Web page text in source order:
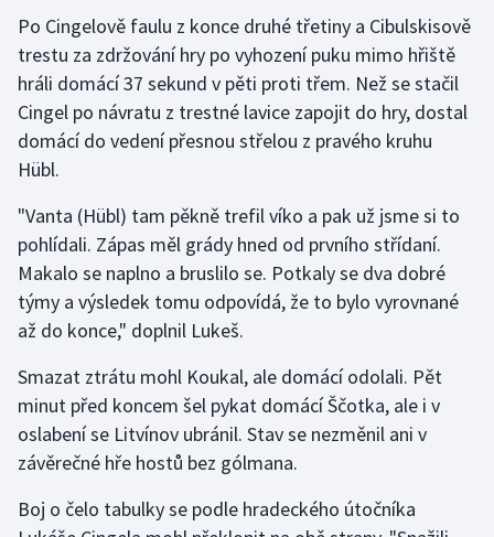
Po Cingelově faulu z konce druhé třetiny a Cibulskisově
trestu za zdržování hry po vyhození puku mimo hřiště
hráli domácí 37 sekund v pěti proti třem. Než se stačil
Cingel po návratu z trestné lavice zapojit do hry, dostal
domácí do vedení přesnou střelou z pravého kruhu
Hübl.
"Vanta (Hübl) tam pěkně trefil víko a pak už jsme si to
pohlídali. Zápas měl grády hned od prvního střídaní.
Makalo se naplno a bruslilo se. Potkaly se dva dobré
týmy a výsledek tomu odpovídá, že to bylo vyrovnané
až do konce," doplnil Lukeš.
Smazat ztrátu mohl Koukal, ale domácí odolali. Pět
minut před koncem šel pykat domácí Ščotka, ale i v
oslabení se Litvínov ubránil. Stav se nezměnil ani v
závěrečné hře hostů bez gólmana.
Boj o čelo tabulky se podle hradeckého útočníka